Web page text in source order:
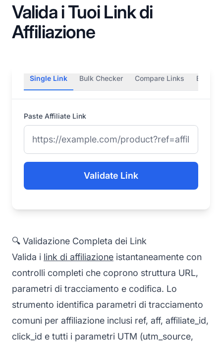
Valida i Tuoi Link di
Affiliazione
Single Link Bulk Checker Compare Links
Paste Affiliate Link
Validate Link
🔍 Validazione Completa dei Link
Valida i link di affiliazione istantaneamente con
controlli completi che coprono struttura URL,
parametri di tracciamento e codifica. Lo
strumento identifica parametri di tracciamento
comuni per affiliazione inclusi ref, aff, affiliate_id,
click_id e tutti i parametri UTM (utm_source,